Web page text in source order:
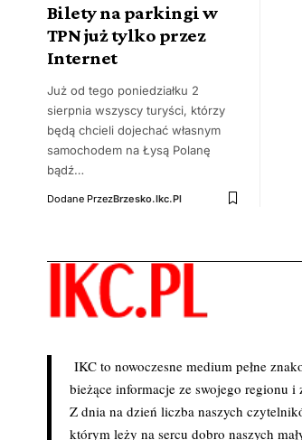
Bilety na parkingi w
TPN już tylko przez
Internet
Już od tego poniedziałku 2
sierpnia wszyscy turyści, którzy
będą chcieli dojechać własnym
samochodem na Łysą Polanę
bądź…
Dodane PrzezBrzesko.ikc.pl
IKC to nowoczesne medium pełne
bieżące informacje ze swojego regionu i
Z dnia na dzień liczba naszych
którym leży na sercu dobro naszych